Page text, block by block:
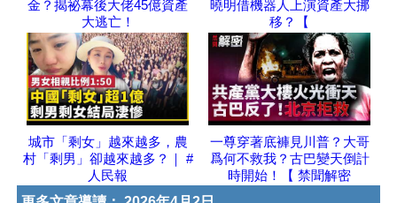
金？揭祕幕後大佬45億資產
大逃亡！
曉明借機器人上演資產大挪
移？【
城市「剩女」越來越多，農
村「剩男」卻越來越多？｜ #
人民報
一尊穿著底褲見川普？大哥
爲何不救我？古巴變天倒計
時開始！【 禁聞解密